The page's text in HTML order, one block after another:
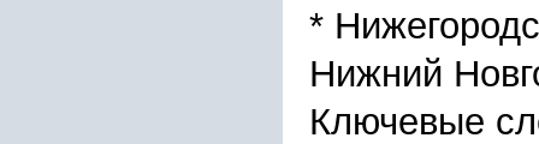
*
Нижний
Ключевые